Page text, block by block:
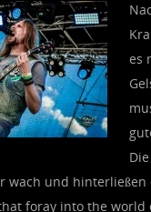
es
wach und
foray into the world